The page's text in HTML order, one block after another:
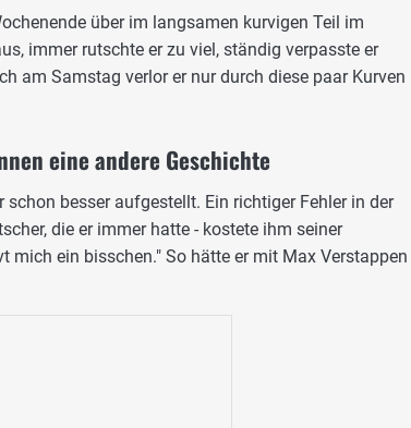
über im langsamen kurvigen Teil im
immer rutschte er zu viel, ständig verpasste er
am Samstag verlor er nur durch diese paar Kurven
eine andere Geschichte
besser aufgestellt. Ein richtiger Fehler in der
die er immer hatte - kostete ihm seiner
mich ein bisschen." So hätte er mit Max Verstappen